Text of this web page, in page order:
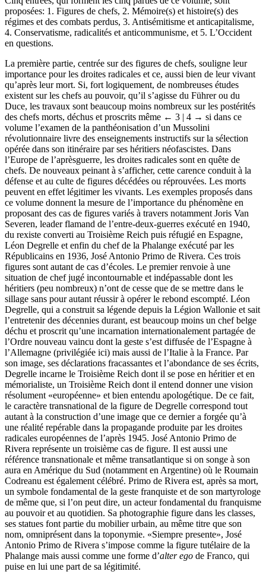
proposées: 1. Figures de chefs, 2. Mémoire(s) et histoire(s) des
régimes et des combats perdus, 3. Antisémitisme et anticapitalisme,
4. Conservatisme, radicalités et anticommunisme, et 5. L’Occident
en questions.
La première partie, centrée sur des figures de chefs, souligne leur
importance pour les droites radicales et ce, aussi bien de leur vivant
qu’après leur mort. Si, fort logiquement, de nombreuses études
existent sur les chefs au pouvoir, qu’il s’agisse du Führer ou du
Duce, les travaux sont beaucoup moins nombreux sur les postérités
des chefs morts, déchus et proscrits même ← 3 | 4 → si dans ce
volume l’examen de la panthéonisation d’un Mussolini
révolutionnaire livre des enseignements instructifs sur la sélection
opérée dans son itinéraire par ses héritiers néofascistes. Dans
l’Europe de l’aprèsguerre, les droites radicales sont en quête de
chefs. De nouveaux peinant à s’afficher, cette carence conduit à la
défense et au culte de figures décédées ou réprouvées. Les morts
peuvent en effet légitimer les vivants. Les exemples proposés dans
ce volume donnent la mesure de l’importance du phénomène en
proposant des cas de figures variés à travers notamment Joris Van
Severen, leader flamand de l’entre-deux-guerres exécuté en 1940,
du rexiste converti au Troisième Reich puis réfugié en Espagne,
Léon Degrelle et enfin du chef de la Phalange exécuté par les
Républicains en 1936, José Antonio Primo de Rivera. Ces trois
figures sont autant de cas d’écoles. Le premier renvoie à une
situation de chef jugé incontournable et indépassable dont les
héritiers (peu nombreux) n’ont de cesse que de se mettre dans le
sillage sans pour autant réussir à opérer le rebond escompté. Léon
Degrelle, qui a construit sa légende depuis la Légion Wallonie et sait
l’entretenir des décennies durant, est beaucoup moins un chef belge
déchu et proscrit qu’une incarnation internationalement partagée de
l’Ordre nouveau vaincu dont la geste s’est diffusée de l’Espagne à
l’Allemagne (privilégiée ici) mais aussi de l’Italie à la France. Par
son image, ses déclarations fracassantes et l’abondance de ses écrits,
Degrelle incarne le Troisième Reich dont il se pose en héritier et en
mémorialiste, un Troisième Reich dont il entend donner une vision
résolument «européenne» et bien entendu apologétique. De ce fait,
le caractère transnational de la figure de Degrelle correspond tout
autant à la construction d’une image que ce dernier a forgée qu’à
une réalité repérable dans la propagande produite par les droites
radicales européennes de l’après 1945. José Antonio Primo de
Rivera représente un troisième cas de figure. Il est aussi une
référence transnationale et même transatlantique si on songe à son
aura en Amérique du Sud (notamment en Argentine) où le Roumain
Codreanu est également célébré. Primo de Rivera est, après sa mort,
un symbole fondamental de la geste franquiste et de son martyrologe
de même que, si l’on peut dire, un acteur fondamental du franquisme
au pouvoir et au quotidien. Sa photographie figure dans les classes,
ses statues font partie du mobilier urbain, au même titre que son
nom, omniprésent dans la toponymie. «Siempre presente», José
Antonio Primo de Rivera s’impose comme la figure tutélaire de la
Phalange mais aussi comme une forme d’alter ego de Franco, qui
puise en lui une part de sa légitimité.